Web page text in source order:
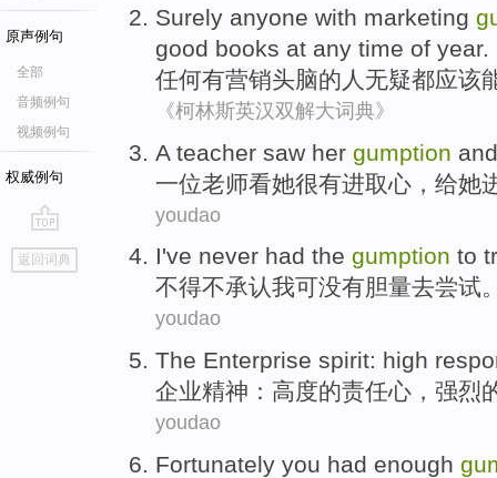
原声例句
全部
音频例句
视频例句
权威例句
go
top
返回词典
Surely anyone with marketing
good books at any time of year.
任何有营销头脑的人无疑都应该
《柯林斯英汉双解大词典》
A teacher saw her gumption
一位老师看她很有进取心 ，给她
youdao
I've never had the gumption to
不得不承认我可没有胆量去尝试
youdao
The Enterprise spirit: high
企业精神 ： 高度的责任心 ， 强烈
youdao
Fortunately you had enough